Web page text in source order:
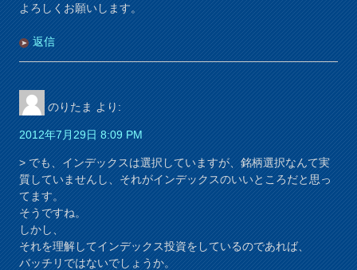
よろしくお願いします。
返信
のりたま より:
2012年7月29日 8:09 PM
> でも、インデックスは選択していますが、銘柄選択なんて実
質していませんし、それがインデックスのいいところだと思っ
てます。
そうですね。
しかし、
それを理解してインデックス投資をしているのであれば、
バッチリではないでしょうか。